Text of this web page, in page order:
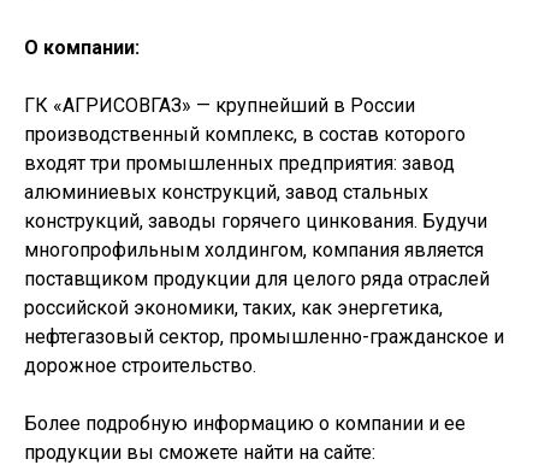
О компании:
ГК «АГРИСОВГАЗ» — крупнейший в России
производственный комплекс, в состав которого
входят три промышленных предприятия: завод
алюминиевых конструкций, завод стальных
конструкций, заводы горячего цинкования. Будучи
многопрофильным холдингом, компания является
поставщиком продукции для целого ряда отраслей
российской экономики, таких, как энергетика,
нефтегазовый сектор, промышленно-гражданское и
дорожное строительство.
Более подробную информацию о компании и ее
продукции вы сможете найти на сайте: